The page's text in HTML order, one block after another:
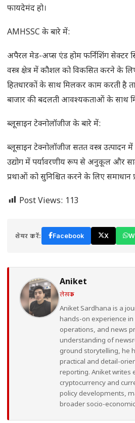
फायदेमंद हो।
AMHSSC के बारे में:
अपैरल मेड-अप्स एंड होम फर्निशिंग सेक्टर
वस्त्र क्षेत्र में कौशल को विकसित करने के
हितधारकों के साथ मिलकर काम करती है
बाजार की बदलती आवश्यकताओं के साथ
ब्लूसाइन टेक्नोलॉजीज के बारे में:
ब्लूसाइन टेक्नोलॉजीज सतत वस्त्र उत्पादन
उद्योग में पर्यावरणीय रूप से अनुकूल और
प्रथाओं को सुनिश्चित करने के लिए समाधान
Post Views: 113
शेयर करें: Facebook X
Aniket
लेखक
Aniket Sardhana is a
hands-on experience
operations, and news
understanding of
ground storytelling, he
practical and detail-
reporting. Aniket writes
cryptocurrency and
policy developments,
broader socio-